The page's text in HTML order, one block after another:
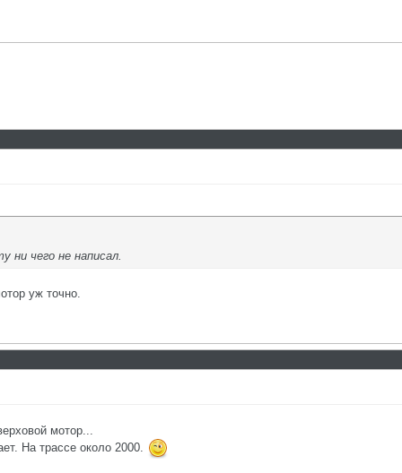
ни чего не написал.
уж точно.
мотор...
На трассе около 2000.